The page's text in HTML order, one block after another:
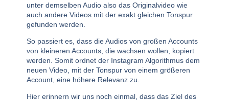
unter demselben Audio also das Originalvideo wie
auch andere Videos mit der exakt gleichen Tonspur
gefunden werden.
So passiert es, dass die Audios von großen Accounts
von kleineren Accounts, die wachsen wollen, kopiert
werden. Somit ordnet der Instagram Algorithmus dem
neuen Video, mit der Tonspur von einem größeren
Account, eine höhere Relevanz zu.
Hier erinnern wir uns noch einmal, dass das Ziel des